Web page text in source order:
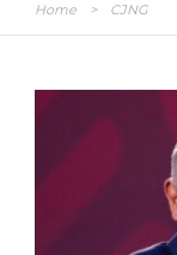
Home > CJNG